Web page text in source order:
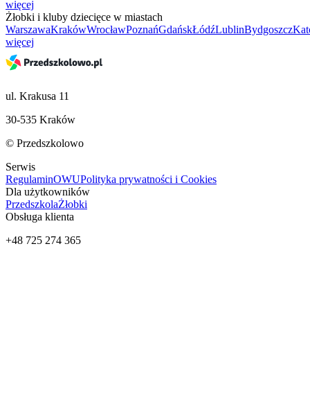
więcej
Żłobki i kluby dziecięce w miastach
WarszawaKrakówWrocławPoznańGdańskŁódźLublinBydgoszcz
więcej
ul. Krakusa 11
30-535 Kraków
© Przedszkolowo
Serwis
RegulaminOWUPolityka prywatności i Cookies
Dla użytkowników
PrzedszkolaŻłobki
Obsługa klienta
+48 725 274 365